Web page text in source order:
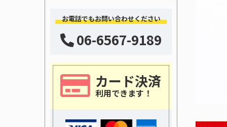
お電話でもお問い合わせください
06-6567-9189
カード決済
利用できます！